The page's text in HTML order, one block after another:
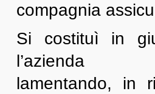
compagnia
Si costituì in
l’azienda
lamentando, in